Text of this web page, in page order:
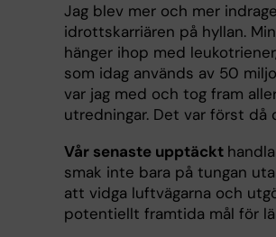
Jag blev mer och mer
idrottskarriären på hyllan.
hänger ihop med
som idag används av 50
var jag med och tog fram
utredningar. Det var först då
Vår senaste upptäckt
smak inte bara på tungan
att vidga luftvägarna och
potentiellt framtida mål för